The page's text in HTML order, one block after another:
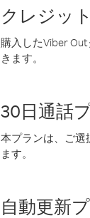
クレジッ
購入したViber
きます。
30日通話
本プランは、ご選
ます。
自動更新